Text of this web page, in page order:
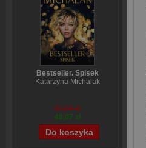
Bestseller. Spisek
Katarzyna Michalak
59,84 zł
48,07 zł